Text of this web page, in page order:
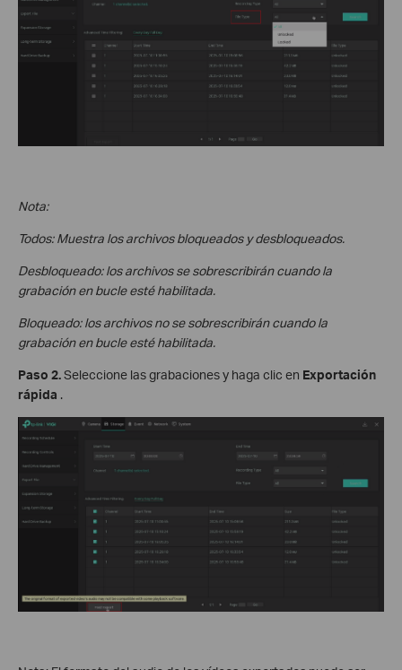
Nota:
Todos: Muestra los archivos bloqueados y desbloqueados.
Desbloqueado: los archivos se sobrescribirán cuando la
grabación en bucle esté habilitada.
Bloqueado: los archivos no se sobrescribirán cuando la
grabación en bucle esté habilitada.
Paso 2.Seleccione las grabaciones y haga clic en Exportación
rápida .